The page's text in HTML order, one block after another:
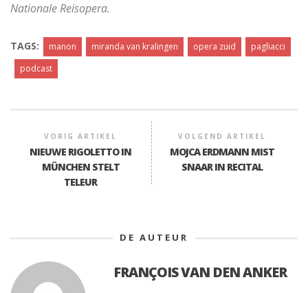
Nationale Reisopera.
TAGS: manon miranda van kralingen opera zuid
pagliacci
podcast
VORIG ARTIKEL
NIEUWE RIGOLETTO IN
MÜNCHEN STELT
TELEUR
VOLGEND ARTIKEL
MOJCA ERDMANN MIST
SNAAR IN RECITAL
DE AUTEUR
FRANÇOIS VAN DEN ANKER